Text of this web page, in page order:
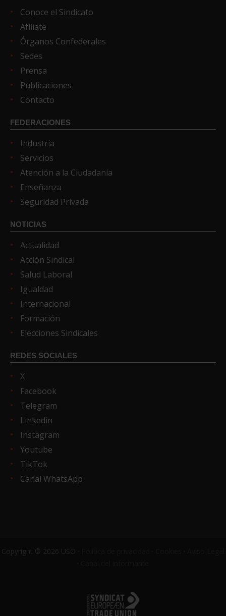
Conoce el Sindicato
Afíliate
Órganos Confederales
Sedes
Prensa
Publicaciones
Contacto
FEDERACIONES
Industria
Servicios
Atención a la Ciudadanía
Enseñanza
Seguridad Privada
NOTICIAS
Actualidad
Acción Sindical
Salud Laboral
Igualdad
Internacional
Formación
Elecciones Sindicales
REDES SOCIALES
X
Facebook
Telegram
Linkedin
Instagram
Youtube
TikTok
Canal WhatsApp
Copyright © 2026 USO ·